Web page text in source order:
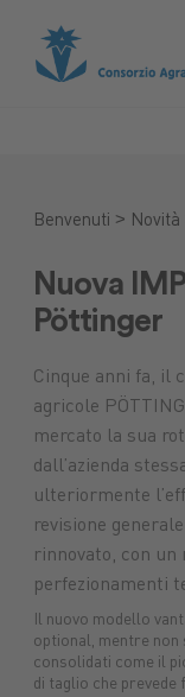
Mangimi
Macchine
nuove
Benvenuti > Novità
Nuova
Pöttinger
Cinque anni fa, il
agricole
mercato la sua
dall’azienda
ulteriormente
revisione
rinnovato, con un
perfezionamenti
Il nuovo modello
optional, mentre
consolidati come il
di taglio che prevede